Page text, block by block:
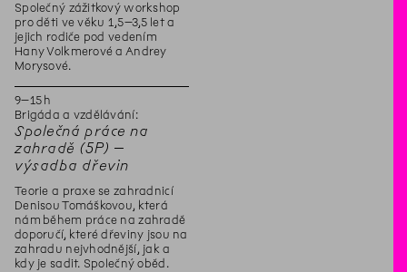
Společný zážitkový workshop
pro děti ve věku 1,5–3,5 let a
jejich rodiče pod vedením
Hany Volkmerové a Andrey
Morysové.
9–15 h
Brigáda a vzdělávání:
Společná práce na
zahradě (5P) –
výsadba dřevin
Teorie a praxe se zahradnicí
Denisou Tomáškovou, která
nám během práce na zahradě
doporučí, které dřeviny jsou na
zahradu nejvhodnější, jak a
kdy je sadit. Společný oběd.